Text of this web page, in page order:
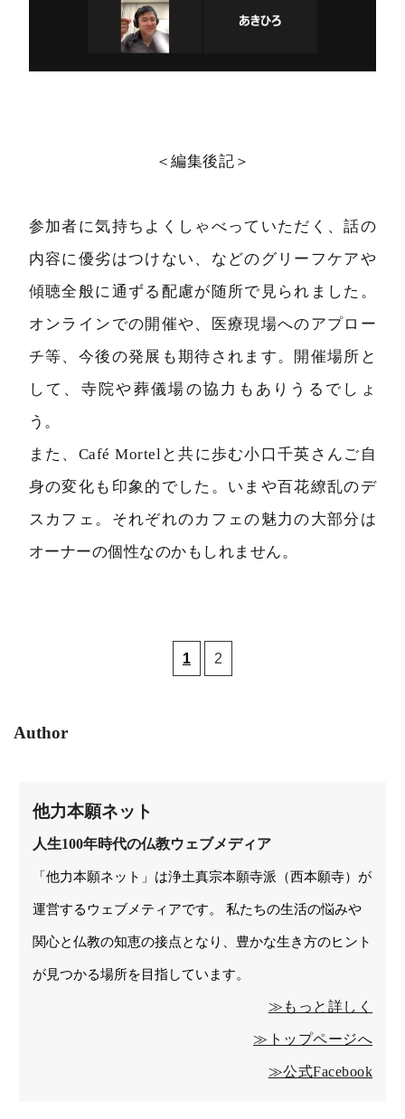
＜編集後記＞
参加者に気持ちよくしゃべっていただく、話の
内容に優劣はつけない、などのグリーフケアや
傾聴全般に通ずる配慮が随所で見られました。
オンラインでの開催や、医療現場へのアプロー
チ等、今後の発展も期待されます。開催場所と
して、寺院や葬儀場の協力もありうるでしょ
う。
また、Café Mortelと共に歩む小口千英さんご自
身の変化も印象的でした。いまや百花繚乱のデ
スカフェ。それぞれのカフェの魅力の大部分は
オーナーの個性なのかもしれません。
1 2
Author
他力本願ネット
人生100年時代の仏教ウェブメディア
「他力本願ネット」は浄土真宗本願寺派（西本願寺）が
運営するウェブメティアです。 私たちの生活の悩みや
関心と仏教の知恵の接点となり、豊かな生き方のヒント
が見つかる場所を目指しています。
≫もっと詳しく
≫トップページへ
≫公式Facebook